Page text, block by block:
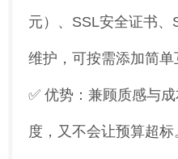
元）、SSL安全证书
维护，可按需添加简单
✅ 优势：兼顾质感与
度，又不会让预算超标